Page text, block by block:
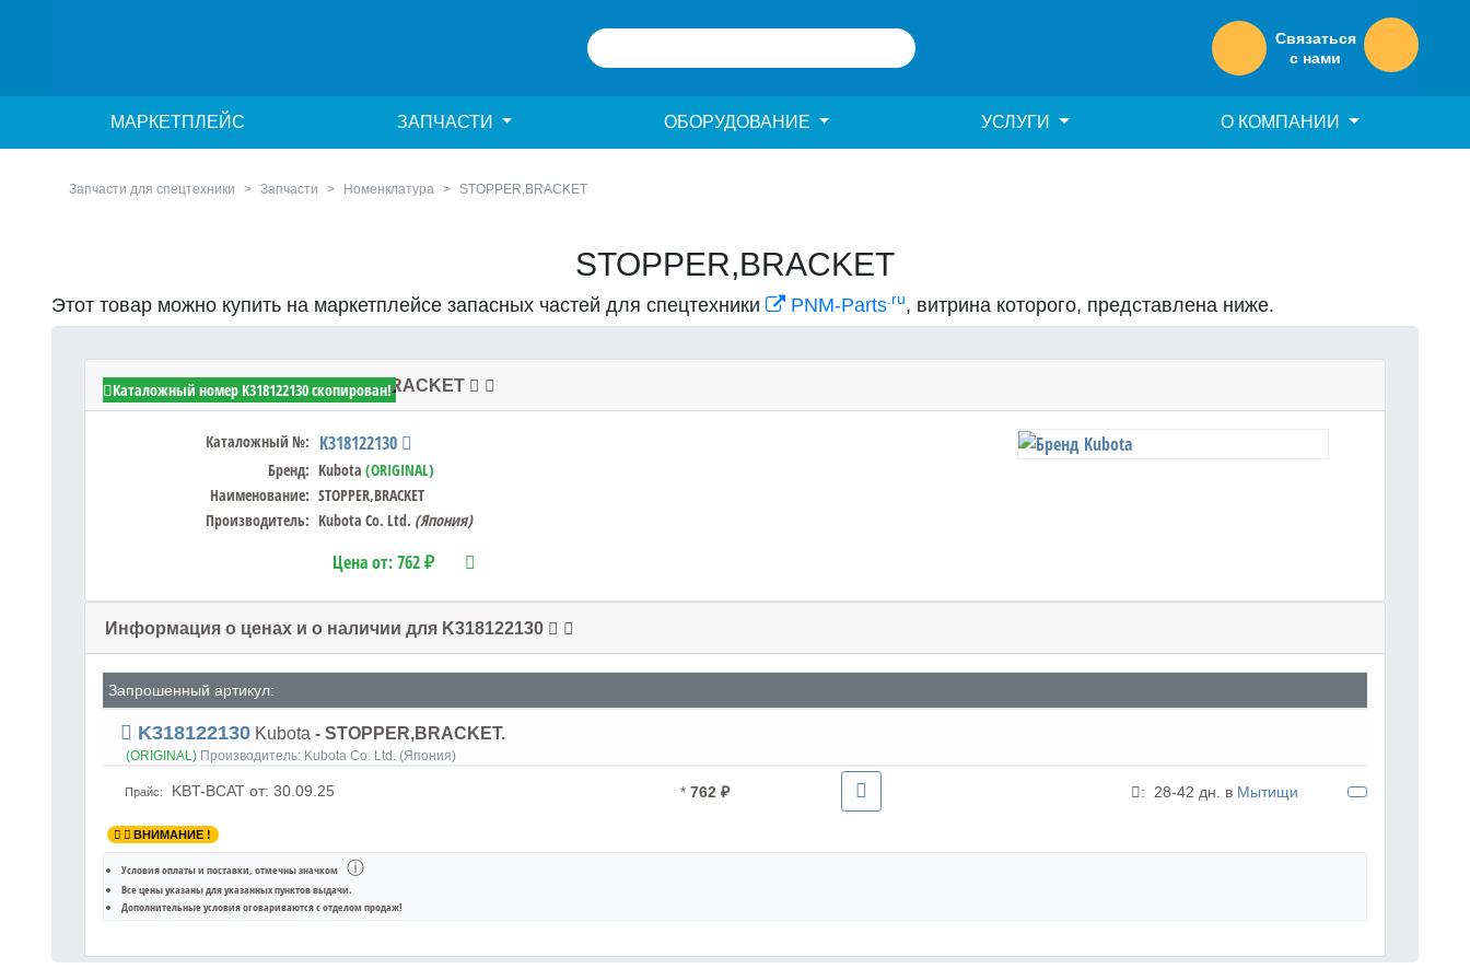
Связаться
с нами
МАРКЕТПЛЕЙС ЗАПЧАСТИ ОБОРУДОВАНИЕ УСЛУГИ О КОМПАНИИ
Запчасти для спецтехники Запчасти Номенклатура STOPPER,BRACKET
STOPPER,BRACKET
Этот товар можно купить на маркетплейсе запасных частей для спецтехники PNM-Parts.ru, витрина которого, представлена ниже.
Kubota K318122130 - STOPPER,BRACKET
Каталожный №: K318122130
Бренд: Kubota (ORIGINAL)
Наименование: STOPPER,BRACKET
Производитель: Kubota Co. Ltd. (Япония)
Цена от:762 ₽
Каталожный номер K318122130 скопирован!
Информация о ценах и о наличии для K318122130
Запрошенный артикул:
K318122130 Kubota - STOPPER,BRACKET.
(ORIGINAL)Производитель: Kubota Co. Ltd. (Япония)
Прайс: KBT-BCAT от: 30.09.25 * 762 ₽ : 28-42 дн. в Мытищи
ВНИМАНИЕ !
Условия оплаты и поставки , отмечны значком ⓘ
Все цены указаны дляуказанных пунктов выдачи.
Дополнительные условия оговариваются с отделом продаж!